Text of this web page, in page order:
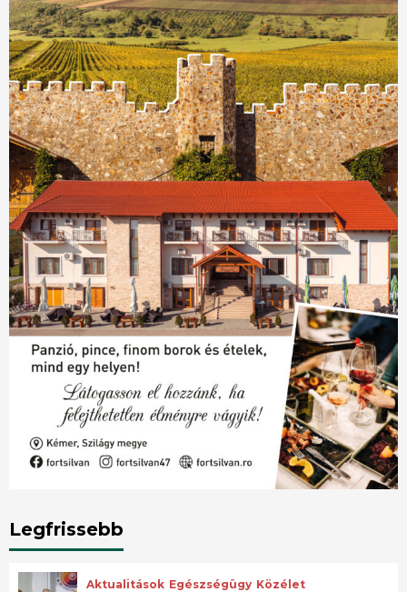
Legfrissebb
Aktualitások Egészségügy Közélet